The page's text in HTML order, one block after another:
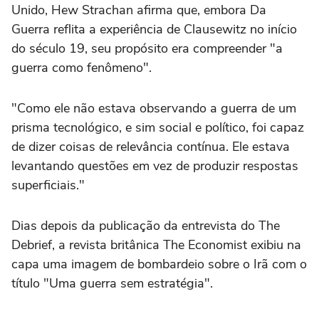
Unido, Hew Strachan afirma que, embora Da
Guerra reflita a experiência de Clausewitz no início
do século 19, seu propósito era compreender "a
guerra como fenômeno".
"Como ele não estava observando a guerra de um
prisma tecnológico, e sim social e político, foi capaz
de dizer coisas de relevância contínua. Ele estava
levantando questões em vez de produzir respostas
superficiais."
Dias depois da publicação da entrevista do The
Debrief, a revista britânica The Economist exibiu na
capa uma imagem de bombardeio sobre o Irã com o
título "Uma guerra sem estratégia".